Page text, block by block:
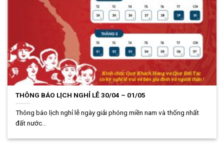
THÔNG BÁO LỊCH NGHỈ LỄ 30/04 – 01/05
Thông báo lịch nghỉ lễ ngày giải phóng miền nam và thống nhất
đất nước...